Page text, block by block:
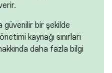
güvenilir bir şekilde
kaynağı sınırları
daha fazla bilgi